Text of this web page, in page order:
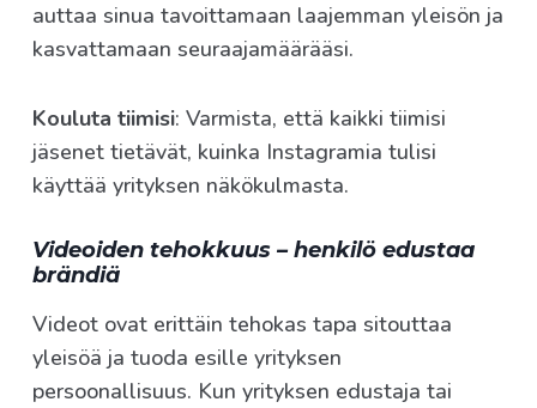
auttaa sinua tavoittamaan laajemman yleisön ja
kasvattamaan seuraajamäärääsi.
Kouluta tiimisi: Varmista, että kaikki tiimisi
jäsenet tietävät, kuinka Instagramia tulisi
käyttää yrityksen näkökulmasta.
Videoiden tehokkuus – henkilö edustaa
brändiä
Videot ovat erittäin tehokas tapa sitouttaa
yleisöä ja tuoda esille yrityksen
persoonallisuus. Kun yrityksen edustaja tai